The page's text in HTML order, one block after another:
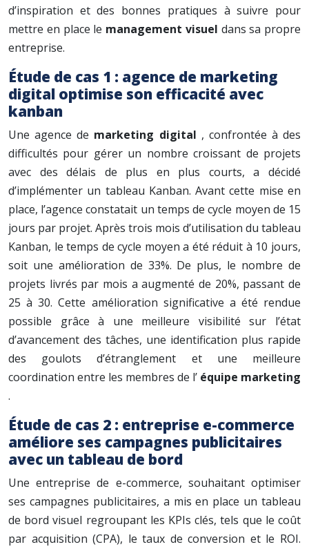
d’inspiration et des bonnes pratiques à suivre pour
mettre en place le management visuel dans sa propre
entreprise.
Étude de cas 1 : agence de marketing
digital optimise son efficacité avec
kanban
Une agence de marketing digital , confrontée à des
difficultés pour gérer un nombre croissant de projets
avec des délais de plus en plus courts, a décidé
d’implémenter un tableau Kanban. Avant cette mise en
place, l’agence constatait un temps de cycle moyen de 15
jours par projet. Après trois mois d’utilisation du tableau
Kanban, le temps de cycle moyen a été réduit à 10 jours,
soit une amélioration de 33%. De plus, le nombre de
projets livrés par mois a augmenté de 20%, passant de
25 à 30. Cette amélioration significative a été rendue
possible grâce à une meilleure visibilité sur l’état
d’avancement des tâches, une identification plus rapide
des goulots d’étranglement et une meilleure
coordination entre les membres de l’ équipe marketing
.
Étude de cas 2 : entreprise e-commerce
améliore ses campagnes publicitaires
avec un tableau de bord
Une entreprise de e-commerce, souhaitant optimiser
ses campagnes publicitaires, a mis en place un tableau
de bord visuel regroupant les KPIs clés, tels que le coût
par acquisition (CPA), le taux de conversion et le ROI.